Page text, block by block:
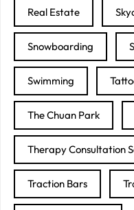
Real Estate
Snowboarding
Swimming
The Chuan Park
Therapy Consultation
Traction Bars